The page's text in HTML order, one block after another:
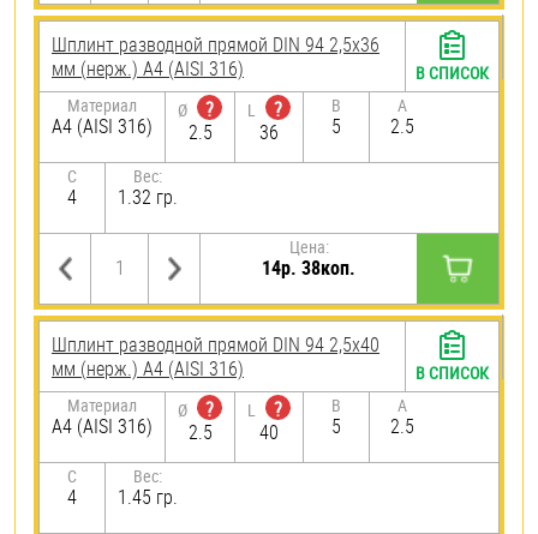
Шплинт разводной прямой DIN 94 2,5х36
мм (нерж.) A4 (AISI 316)
Материал
A4 (AISI 316)
Ø
?
2.5
L
?
36
B
5
A
2.5
C
4
Вес:
1.32 гр.
Цена:
14р. 38коп.
В СПИСОК
Шплинт разводной прямой DIN 94 2,5х40
мм (нерж.) A4 (AISI 316)
Материал
A4 (AISI 316)
Ø
?
2.5
L
?
40
B
5
A
2.5
C
4
Вес:
1.45 гр.
В СПИСОК